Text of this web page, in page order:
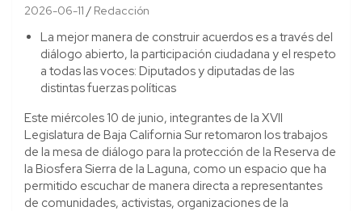
2026-06-11 Redacción
La mejor manera de construir acuerdos es a través del
diálogo abierto, la participación ciudadana y el respeto
a todas las voces: Diputados y diputadas de las
distintas fuerzas políticas
Este miércoles 10 de junio, integrantes de la XVII
Legislatura de Baja California Sur retomaron los trabajos
de la mesa de diálogo para la protección de la Reserva de
la Biosfera Sierra de la Laguna, como un espacio que ha
permitido escuchar de manera directa a representantes
de comunidades, activistas, organizaciones de la